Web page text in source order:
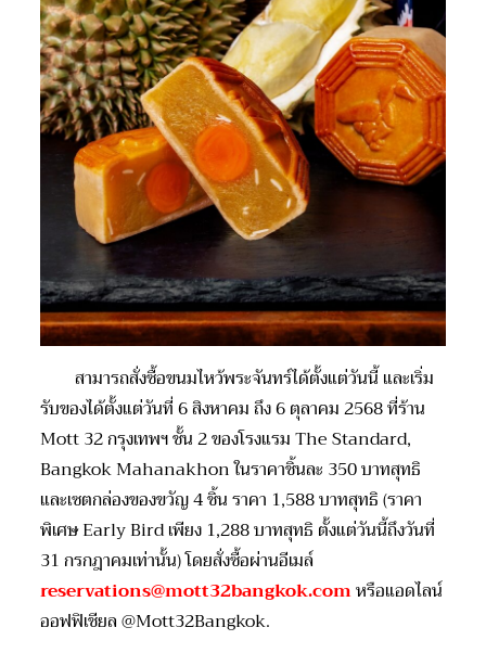
สามารถสั่งซื้อขนมไหว้พระจันทร์ได้ตั้งแต่วันนี้ และเริ่ม
รับของได้ตั้งแต่วันที่ 6 สิงหาคม ถึง 6 ตุลาคม 2568 ที่ร้าน
Mott 32 กรุงเทพฯ ชั้น 2 ของโรงแรม The Standard,
Bangkok Mahanakhon ในราคาชิ้นละ 350 บาทสุทธิ
และเซตกล่องของขวัญ 4 ชิ้น ราคา 1,588 บาทสุทธิ (ราคา
พิเศษ Early Bird เพียง 1,288 บาทสุทธิ ตั้งแต่วันนี้ถึงวันที่
31 กรกฎาคมเท่านั้น) โดยสั่งซื้อผ่านอีเมล์
reservations@mott32bangkok.comหรือแอดไลน์
ออฟฟิเชียล @Mott32Bangkok.